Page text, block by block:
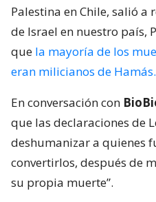
Palestina en Chile, salió
de Israel en nuestro país,
que la mayoría de los
eran milicianos de Hamás.
En conversación con
que las declaraciones de
deshumanizar a quienes
convertirlos, después de
su propia muerte”.